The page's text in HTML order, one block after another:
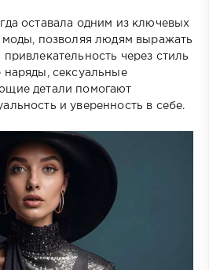
оставала одним из ключевых
моды, позволяя людям выражать
через стиль
сексуальные
детали помогают
и уверенность в себе.